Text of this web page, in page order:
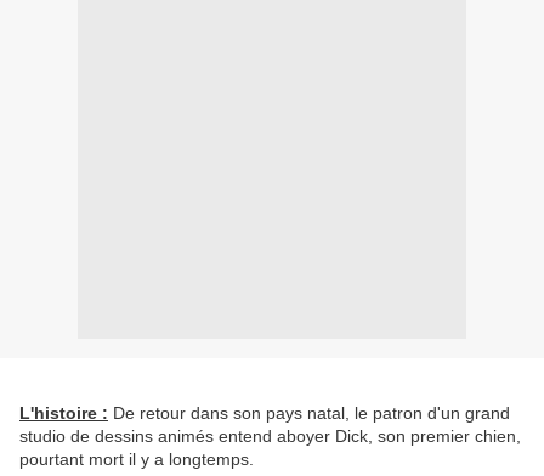
L'histoire : De retour dans son pays natal, le patron d'un grand
studio de dessins animés entend aboyer Dick, son premier chien,
pourtant mort il y a longtemps.